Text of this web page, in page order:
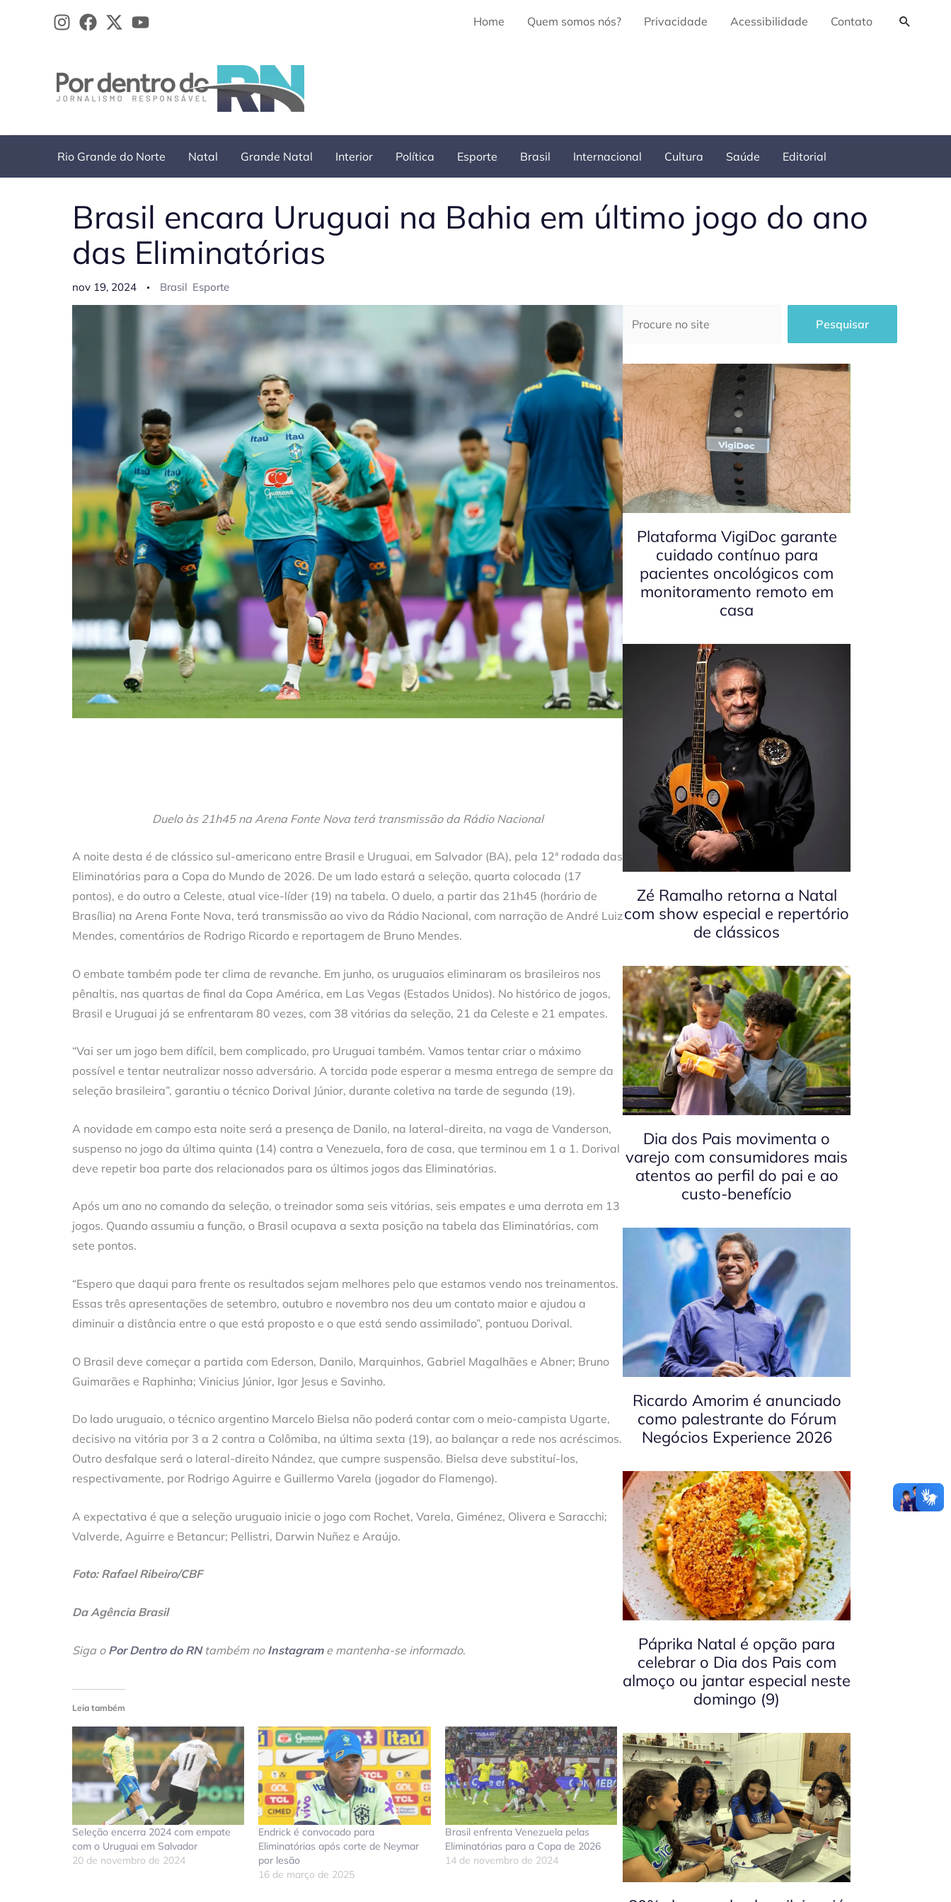
Home Quem somos nós? Privacidade Acessibilidade Contato
Rio Grande do Norte Natal Grande Natal Interior Política Esporte Brasil Internacional Cultura Saúde Editorial
Brasil encara Uruguai na Bahia em último jogo do ano
das Eliminatórias
nov 19, 2024 Brasil Esporte
Duelo às 21h45 na Arena Fonte Nova terá transmissão da Rádio Nacional
A noite desta é de clássico sul-americano entre Brasil e Uruguai, em Salvador (BA), pela 12ª rodada das
Eliminatórias para a Copa do Mundo de 2026. De um lado estará a seleção, quarta colocada (17
pontos), e do outro a Celeste, atual vice-líder (19) na tabela. O duelo, a partir das 21h45 (horário de
Brasília) na Arena Fonte Nova, terá transmissão ao vivo da Rádio Nacional, com narração de André Luiz
Mendes, comentários de Rodrigo Ricardo e reportagem de Bruno Mendes.
O embate também pode ter clima de revanche. Em junho, os uruguaios eliminaram os brasileiros nos
pênaltis, nas quartas de final da Copa América, em Las Vegas (Estados Unidos). No histórico de jogos,
Brasil e Uruguai já se enfrentaram 80 vezes, com 38 vitórias da seleção, 21 da Celeste e 21 empates.
“Vai ser um jogo bem difícil, bem complicado, pro Uruguai também. Vamos tentar criar o máximo
possível e tentar neutralizar nosso adversário. A torcida pode esperar a mesma entrega de sempre da
seleção brasileira”, garantiu o técnico Dorival Júnior, durante coletiva na tarde de segunda (19).
A novidade em campo esta noite será a presença de Danilo, na lateral-direita, na vaga de Vanderson,
suspenso no jogo da última quinta (14) contra a Venezuela, fora de casa, que terminou em 1 a 1. Dorival
deve repetir boa parte dos relacionados para os últimos jogos das Eliminatórias.
Após um ano no comando da seleção, o treinador soma seis vitórias, seis empates e uma derrota em 13
jogos. Quando assumiu a função, o Brasil ocupava a sexta posição na tabela das Eliminatórias, com
sete pontos.
“Espero que daqui para frente os resultados sejam melhores pelo que estamos vendo nos treinamentos.
Essas três apresentações de setembro, outubro e novembro nos deu um contato maior e ajudou a
diminuir a distância entre o que está proposto e o que está sendo assimilado”, pontuou Dorival.
O Brasil deve começar a partida com Ederson, Danilo, Marquinhos, Gabriel Magalhães e Abner; Bruno
Guimarães e Raphinha; Vinicius Júnior, Igor Jesus e Savinho.
Do lado uruguaio, o técnico argentino Marcelo Bielsa não poderá contar com o meio-campista Ugarte,
decisivo na vitória por 3 a 2 contra a Colômiba, na última sexta (19), ao balançar a rede nos acréscimos.
Outro desfalque será o lateral-direito Nández, que cumpre suspensão. Bielsa deve substituí-los,
respectivamente, por Rodrigo Aguirre e Guillermo Varela (jogador do Flamengo).
A expectativa é que a seleção uruguaio inicie o jogo com Rochet, Varela, Giménez, Olivera e Saracchi;
Valverde, Aguirre e Betancur; Pellistri, Darwin Nuñez e Araújo.
Foto: Rafael Ribeiro/CBF
Da Agência Brasil
Siga o Por Dentro do RNtambém no Instagrame mantenha-se informado.
Leia também
Seleção encerra 2024 com empate
com o Uruguai em Salvador
20 de novembro de 2024
Endrick é convocado para
Eliminatórias após corte de Neymar
por lesão
16 de março de 2025
Brasil enfrenta Venezuela pelas
Eliminatórias para a Copa de 2026
14 de novembro de 2024
Pesquisar
Plataforma VigiDoc garante
cuidado contínuo para
pacientes oncológicos com
monitoramento remoto em
casa
Zé Ramalho retorna a Natal
com show especial e repertório
de clássicos
Dia dos Pais movimenta o
varejo com consumidores mais
atentos ao perfil do pai e ao
custo-benefício
Ricardo Amorim é anunciado
como palestrante do Fórum
Negócios Experience 2026
Páprika Natal é opção para
celebrar o Dia dos Pais com
almoço ou jantar especial neste
domingo (9)